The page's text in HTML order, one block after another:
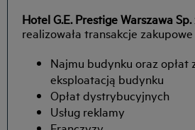
Hotel G.E. Prestige Warszawa Sp.
realizowała transakcje
Najmu budynku oraz opłat
eksploatacją budynku
Opłat dystrybucyjnych
Usług reklamy